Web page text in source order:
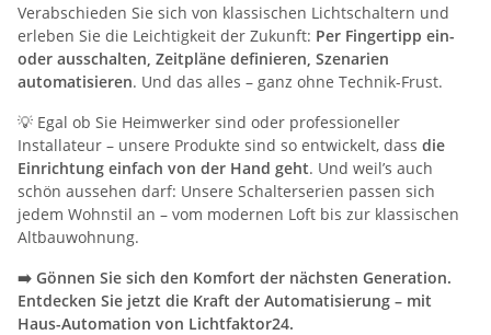
Verabschieden Sie sich von klassischen Lichtschaltern und
erleben Sie die Leichtigkeit der Zukunft: Per Fingertipp ein-
oder ausschalten, Zeitpläne definieren, Szenarien
automatisieren. Und das alles – ganz ohne Technik-Frust.
💡 Egal ob Sie Heimwerker sind oder professioneller
Installateur – unsere Produkte sind so entwickelt, dass die
Einrichtung einfach von der Hand geht. Und weil’s auch
schön aussehen darf: Unsere Schalterserien passen sich
jedem Wohnstil an – vom modernen Loft bis zur klassischen
Altbauwohnung.
➡️ Gönnen Sie sich den Komfort der nächsten Generation.
Entdecken Sie jetzt die Kraft der Automatisierung – mit
Haus-Automation von Lichtfaktor24.